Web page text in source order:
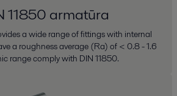
11850 armatūra
a wide range of fittings with internal
a roughness average (Ra) of < 0.8 - 1.6
range comply with DIN 11850.